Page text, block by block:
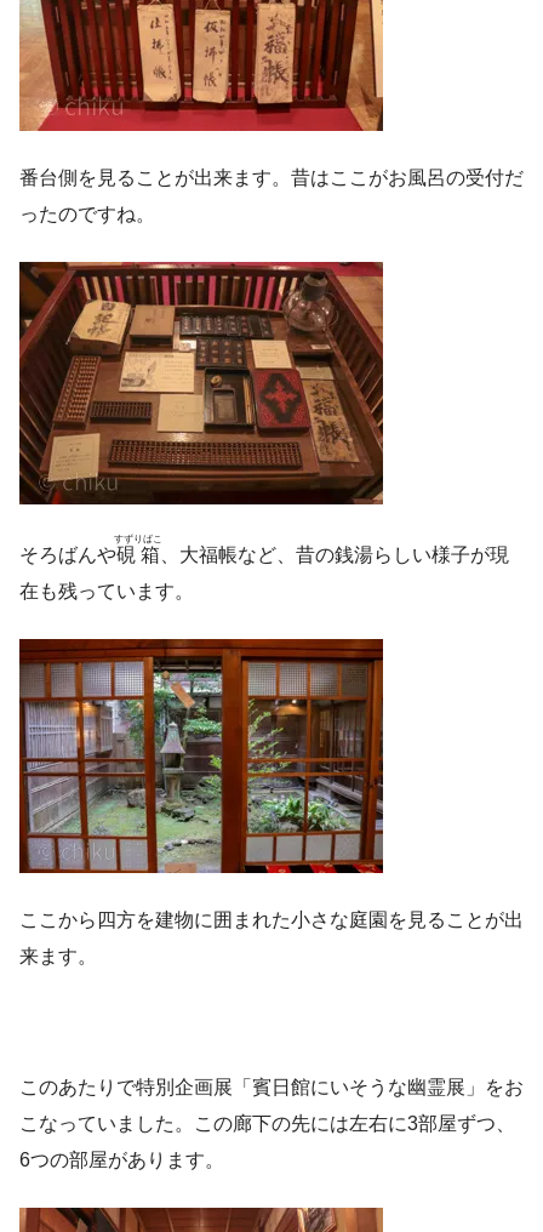
番台側を見ることが出来ます。昔はここがお風呂の受付だ
ったのですね。
そろばんや硯箱
すずりばこ
、大福帳など、昔の銭湯らしい様子が現
在も残っています。
ここから四方を建物に囲まれた小さな庭園を見ることが出
来ます。
このあたりで特別企画展「賓日館にいそうな幽霊展」をお
こなっていました。この廊下の先には左右に3部屋ずつ、
6つの部屋があります。